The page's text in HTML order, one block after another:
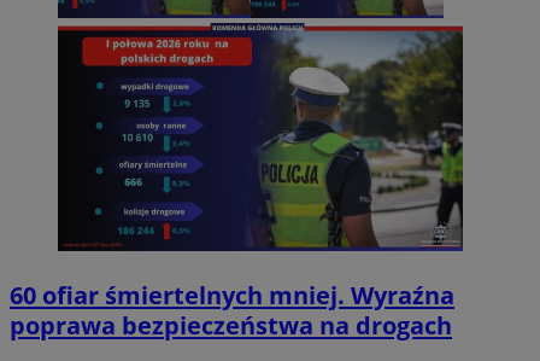
60 ofiar śmiertelnych mniej. Wyraźna
poprawa bezpieczeństwa na drogach